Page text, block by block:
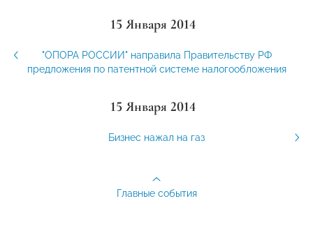
15 Января 2014
"ОПОРА РОССИИ" направила Правительству РФ
предложения по патентной системе налогообложения
15 Января 2014
Бизнес нажал на газ
Главные события